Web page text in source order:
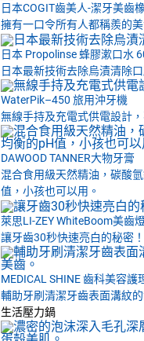
日本COGIT齒美人-潔牙美齒
擁有一口令所有人都稱羨的美
日本 Propolinse 蜂膠漱口水
日本最新技術去除烏漬清除
WaterPik–450 旅用沖牙機
無線手持及充電式供電設計
DAWOOD TANNER大物牙膏
混合食用級天然精油，碳酸
值，小孩也可以用。
萊思LI-ZEY WhiteBoom美齒
讓牙齒30秒快速亮白的秘密
MEDICAL SHINE 齒科美容護
輔助牙刷清潔牙齒表面溝紋
生活壓力鍋